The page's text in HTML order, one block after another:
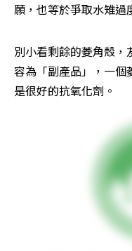
願，也等於爭取水雉過
別小看剩餘的菱角殼
容為「副產品」，一個
是很好的抗氧化劑。